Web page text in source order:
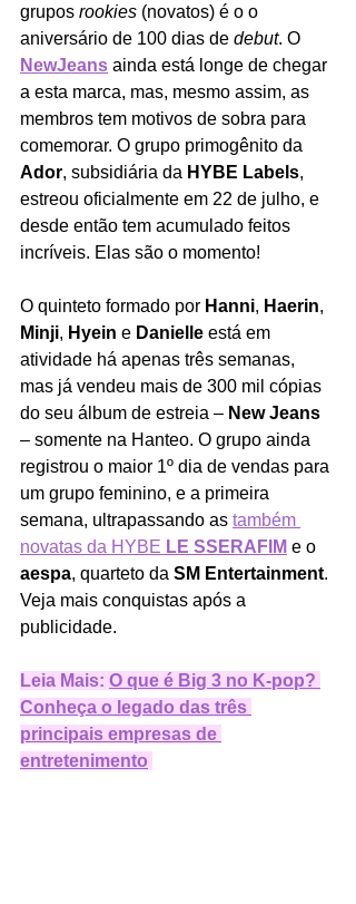
grupos rookies (novatos) é o o
aniversário de 100 dias de debut. O
NewJeans ainda está longe de chegar
a esta marca, mas, mesmo assim, as
membros tem motivos de sobra para
comemorar. O grupo primogênito da
Ador, subsidiária da HYBE Labels,
estreou oficialmente em 22 de julho, e
desde então tem acumulado feitos
incríveis. Elas são o momento!
O quinteto formado por Hanni, Haerin,
Minji, Hyein e Danielle está em
atividade há apenas três semanas,
mas já vendeu mais de 300 mil cópias
do seu álbum de estreia – New Jeans
– somente na Hanteo. O grupo ainda
registrou o maior 1º dia de vendas para
um grupo feminino, e a primeira
semana, ultrapassando as também
novatas da HYBE LE SSERAFIM e o
aespa, quarteto da SM Entertainment.
Veja mais conquistas após a
publicidade.
Leia Mais: O que é Big 3 no K-pop?
Conheça o legado das três
principais empresas de
entretenimento